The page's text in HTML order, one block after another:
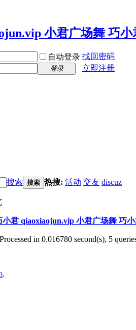
自动登录 找回密码
登录
立即注册
搜索 搜索 热搜: 活动 交友 discuz
小君 qiaoxiaojun.vip 小君广场舞 巧
in 0.016780 second(s), 5
.